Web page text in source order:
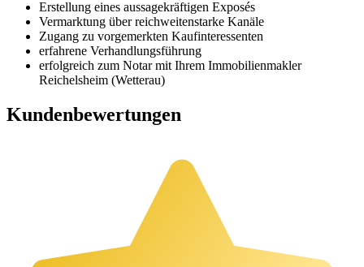
Erstellung eines aussagekräftigen Exposés
Vermarktung über reichweitenstarke Kanäle
Zugang zu vorgemerkten Kaufinteressenten
erfahrene Verhandlungsführung
erfolgreich zum Notar mit Ihrem Immobilienmakler
Reichelsheim (Wetterau)
Kundenbewertungen